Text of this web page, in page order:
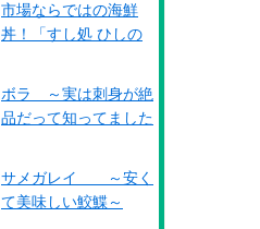
市場ならではの海鮮
丼！「すし処 ひしの
ボラ ～実は刺身が絶
品だって知ってました
サメガレイ ～安く
て美味しい鮫鰈～